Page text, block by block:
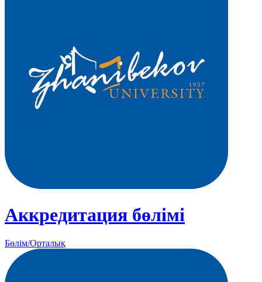
Аккредитация бөлімі
Бөлім/Орталық